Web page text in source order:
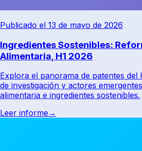
Publicado el 13 de mayo de 2026
Ingredientes Sostenibles:
Alimentaria, H1 2026
Explora el panorama de patentes del
de investigación y actores
alimentaria e ingredientes sostenibles.
Leer informe →